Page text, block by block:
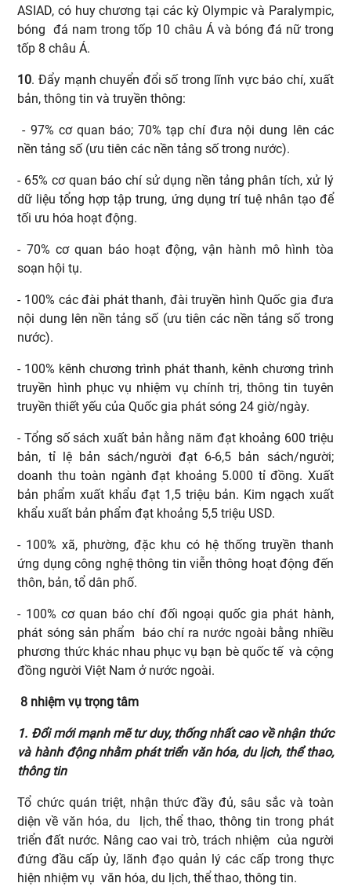
ASIAD, có huy chương tại các kỳ Olympic và Paralympic,
bóng đá nam trong tốp 10 châu Á và bóng đá nữ trong
tốp 8 châu Á.
10. Đẩy mạnh chuyển đổi số trong lĩnh vực báo chí, xuất
bản, thông tin và truyền thông:
- 97% cơ quan báo; 70% tạp chí đưa nội dung lên các
nền tảng số (ưu tiên các nền tảng số trong nước).
- 65% cơ quan báo chí sử dụng nền tảng phân tích, xử lý
dữ liệu tổng hợp tập trung, ứng dụng trí tuệ nhân tạo để
tối ưu hóa hoạt động.
- 70% cơ quan báo hoạt động, vận hành mô hình tòa
soạn hội tụ.
- 100% các đài phát thanh, đài truyền hình Quốc gia đưa
nội dung lên nền tảng số (ưu tiên các nền tảng số trong
nước).
- 100% kênh chương trình phát thanh, kênh chương trình
truyền hình phục vụ nhiệm vụ chính trị, thông tin tuyên
truyền thiết yếu của Quốc gia phát sóng 24 giờ/ngày.
- Tổng số sách xuất bản hằng năm đạt khoảng 600 triệu
bản, tỉ lệ bản sách/người đạt 6-6,5 bản sách/người;
doanh thu toàn ngành đạt khoảng 5.000 tỉ đồng. Xuất
bản phẩm xuất khẩu đạt 1,5 triệu bản. Kim ngạch xuất
khẩu xuất bản phẩm đạt khoảng 5,5 triệu USD.
- 100% xã, phường, đặc khu có hệ thống truyền thanh
ứng dụng công nghệ thông tin viễn thông hoạt động đến
thôn, bản, tổ dân phố.
- 100% cơ quan báo chí đối ngoại quốc gia phát hành,
phát sóng sản phẩm báo chí ra nước ngoài bằng nhiều
phương thức khác nhau phục vụ bạn bè quốc tế và cộng
đồng người Việt Nam ở nước ngoài.
8 nhiệm vụ trọng tâm
1. Đổi mới mạnh mẽ tư duy, thống nhất cao về nhận thức
và hành động nhằm phát triển văn hóa, du lịch, thể thao,
thông tin
Tổ chức quán triệt, nhận thức đầy đủ, sâu sắc và toàn
diện về văn hóa, du lịch, thể thao, thông tin trong phát
triển đất nước. Nâng cao vai trò, trách nhiệm của người
đứng đầu cấp ủy, lãnh đạo quản lý các cấp trong thực
hiện nhiệm vụ văn hóa, du lịch, thể thao, thông tin.